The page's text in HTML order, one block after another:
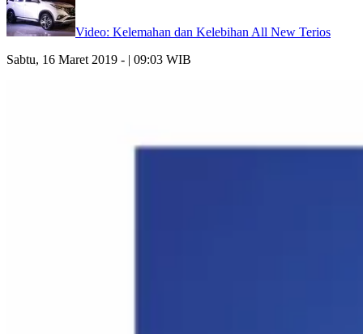
Video: Kelemahan dan Kelebihan All New Terios
Sabtu, 16 Maret 2019 - | 09:03 WIB